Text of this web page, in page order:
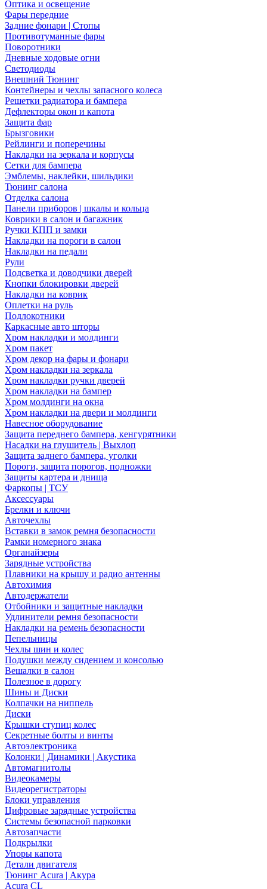
Оптика и освещение
Фары передние
Задние фонари | Стопы
Противотуманные фары
Поворотники
Дневные ходовые огни
Светодиоды
Внешний Тюнинг
Контейнеры и чехлы запасного колеса
Решетки радиатора и бампера
Дефлекторы окон и капота
Защита фар
Брызговики
Рейлинги и поперечины
Накладки на зеркала и корпусы
Сетки для бампера
Эмблемы, наклейки, шильдики
Тюнинг салона
Отделка салона
Панели приборов | шкалы и кольца
Коврики в салон и багажник
Ручки КПП и замки
Накладки на пороги в салон
Накладки на педали
Рули
Подсветка и доводчики дверей
Кнопки блокировки дверей
Накладки на коврик
Оплетки на руль
Подлокотники
Каркасные авто шторы
Хром накладки и молдинги
Хром пакет
Хром декор на фары и фонари
Хром накладки на зеркала
Хром накладки ручки дверей
Хром накладки на бампер
Хром молдинги на окна
Хром накладки на двери и молдинги
Навесное оборудование
Защита переднего бампера, кенгурятники
Насадки на глушитель | Выхлоп
Защита заднего бампера, уголки
Пороги, защита порогов, подножки
Защиты картера и днища
Фаркопы | ТСУ
Аксессуары
Брелки и ключи
Авточехлы
Вставки в замок ремня безопасности
Рамки номерного знака
Органайзеры
Зарядные устройства
Плавники на крышу и радио антенны
Автохимия
Автодержатели
Отбойники и защитные накладки
Удлинители ремня безопасности
Накладки на ремень безопасности
Пепельницы
Чехлы шин и колес
Подушки между сидением и консолью
Вешалки в салон
Полезное в дорогу
Шины и Диски
Колпачки на ниппель
Диски
Крышки ступиц колес
Секретные болты и винты
Автоэлектроника
Колонки | Динамики | Акустика
Автомагнитолы
Видеокамеры
Видеорегистраторы
Блоки управления
Цифровые зарядные устройства
Системы безопасной парковки
Автозапчасти
Подкрылки
Упоры капота
Детали двигателя
Тюнинг Acura | Акура
Acura CL